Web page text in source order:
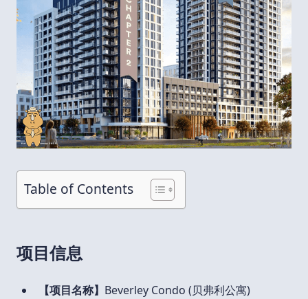
Table of Contents
项目信息
【项目名称】 Beverley Condo (贝弗利公寓)